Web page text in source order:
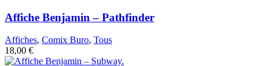
Affiche Benjamin – Pathfinder
Affiches, Comix Buro, Tous
18,00 €